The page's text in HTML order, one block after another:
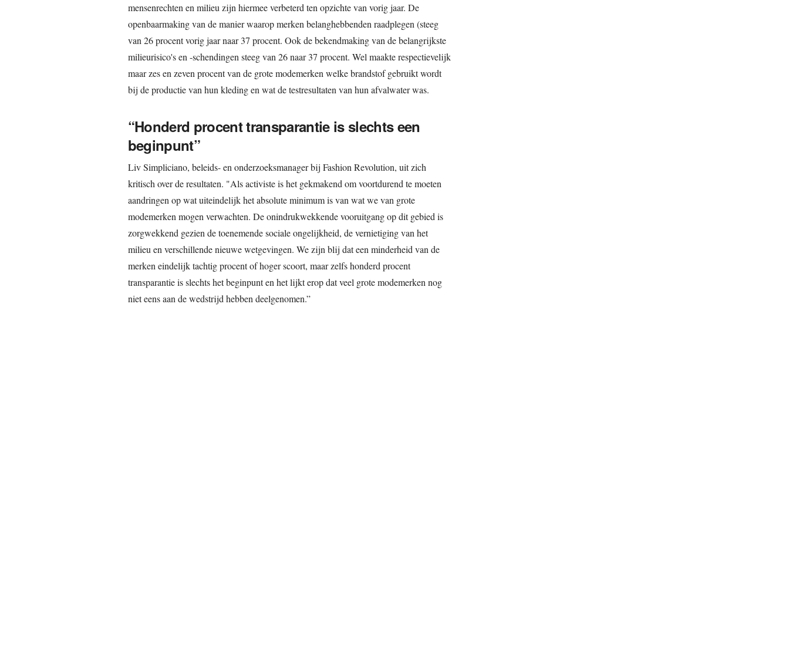
mensenrechten en milieu zijn hiermee verbeterd ten opzichte van vorig jaar. De
openbaarmaking van de manier waarop merken belanghebbenden raadplegen (steeg
van 26 procent vorig jaar naar 37 procent. Ook de bekendmaking van de belangrijkste
milieurisico's en -schendingen steeg van 26 naar 37 procent. Wel maakte respectievelijk
maar zes en zeven procent van de grote modemerken welke brandstof gebruikt wordt
bij de productie van hun kleding en wat de testresultaten van hun afvalwater was.
“Honderd procent transparantie is slechts een
beginpunt”
Liv Simpliciano, beleids- en onderzoeksmanager bij Fashion Revolution, uit zich
kritisch over de resultaten. "Als activiste is het gekmakend om voortdurend te moeten
aandringen op wat uiteindelijk het absolute minimum is van wat we van grote
modemerken mogen verwachten. De onindrukwekkende vooruitgang op dit gebied is
zorgwekkend gezien de toenemende sociale ongelijkheid, de vernietiging van het
milieu en verschillende nieuwe wetgevingen. We zijn blij dat een minderheid van de
merken eindelijk tachtig procent of hoger scoort, maar zelfs honderd procent
transparantie is slechts het beginpunt en het lijkt erop dat veel grote modemerken nog
niet eens aan de wedstrijd hebben deelgenomen.”